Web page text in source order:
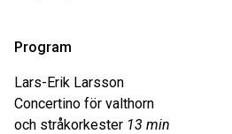
Program
Lars-Erik Larsson
Concertino för valthorn
och stråkorkester 13 min